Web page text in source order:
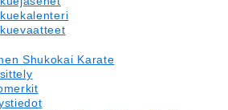
Shukokai Karate